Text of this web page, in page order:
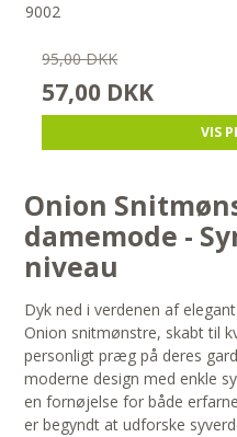
9002
95,00 DKK
57,00 DKK
VIS
Onion
damemode -
niveau
Dyk ned i verdenen af
Onion snitmønstre, skabt til
personligt præg på deres
moderne design med enkle
en fornøjelse for både
er begyndt at udforske